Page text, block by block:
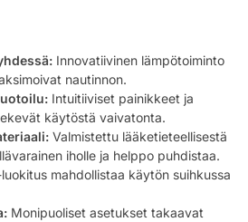
Innovatiivinen lämpötoiminto
nautinnon.
Intuitiiviset painikkeet ja
käytöstä vaivatonta.
Valmistettu lääketieteellisestä
iholle ja helppo puhdistaa.
mahdollistaa käytön suihkussa
Monipuoliset asetukset takaavat